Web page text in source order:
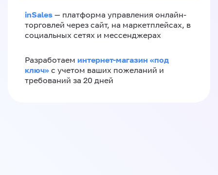
inSales — платформа управления онлайн-
торговлей через сайт, на маркетплейсах, в
социальных сетях и мессенджерах
Разработаем интернет-магазин «‎под
ключ»‎ с учетом ваших пожеланий и
требований за 20 дней